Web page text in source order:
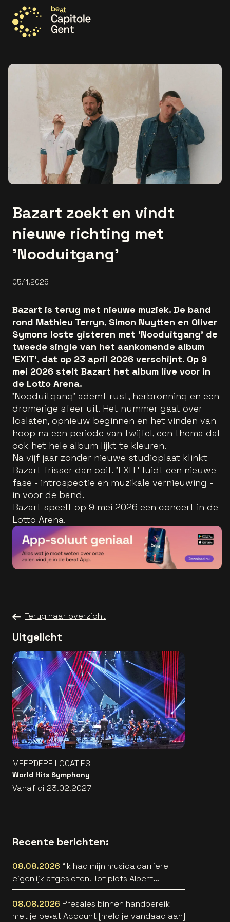
Bazart zoekt en vindt
nieuwe richting met
'Nooduitgang'
05.11.2025
Bazart is terug met nieuwe muziek. De band
rond Mathieu Terryn, Simon Nuytten en Oliver
Symons loste gisteren met 'Nooduitgang' de
tweede single van het aankomende album
'EXIT', dat op 23 april 2026 verschijnt. Op 9
mei 2026 stelt Bazart het album live voor in
de Lotto Arena.
'Nooduitgang' ademt rust, herbronning en een
dromerige sfeer uit. Het nummer gaat over
loslaten, opnieuw beginnen en het vinden van
hoop na een periode van twijfel, een thema dat
ook het hele album lijkt te kleuren.
Na vijf jaar zonder nieuwe studioplaat klinkt
Bazart frisser dan ooit. 'EXIT' luidt een nieuwe
fase - introspectie en muzikale vernieuwing -
in voor de band.
Bazart speelt op 9 mei 2026 een concert in de
Lotto Arena.
Terug naar overzicht
Uitgelicht
MEERDERE LOCATIES
World Hits Symphony
Vanaf di 23.02.2027
Recente berichten:
08.08.2026 “Ik had mijn musicalcarriere
eigenlijk afgesloten. Tot plots Albert
Verlinde belde” [interview]
08.08.2026 Presales binnen handbereik
met je be•at Account [meld je vandaag aan]